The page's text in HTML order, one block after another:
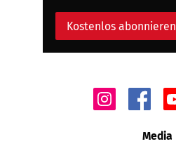
Kostenlos abonnieren
Media